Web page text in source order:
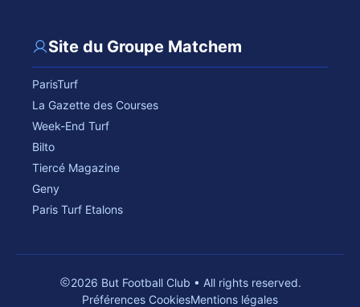
Site du Groupe Matchem
ParisTurf
La Gazette des Courses
Week-End Turf
Bilto
Tiercé Magazine
Geny
Paris Turf Etalons
2026 But Football Club • All rights reserved.
Préférences CookiesMentions légales